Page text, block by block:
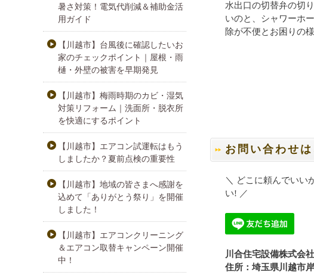
水出口の切替弁の切
いのと、シャワーホ
除が不便とお困りの
お問い合わせ
＼ どこに頼んでいい
い! ／
川合住宅設備株式会社
住所：埼玉県川越市
暑さ対策！電気代削減＆補助金活
用ガイド
【川越市】台風後に確認したいお
家のチェックポイント｜屋根・雨
樋・外壁の被害を早期発見
【川越市】梅雨時期のカビ・湿気
対策リフォーム｜洗面所・脱衣所
を快適にするポイント
【川越市】エアコン試運転はもう
しましたか？夏前点検の重要性
【川越市】地域の皆さまへ感謝を
込めて「ありがとう祭り」を開催
しました！
【川越市】エアコンクリーニング
＆エアコン取替キャンペーン開催
中！